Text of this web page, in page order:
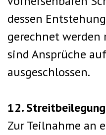
dessen
gerechnet werden
sind Ansprüche
ausgeschlossen.
12. Streitbeilegung
Zur Teilnahme an